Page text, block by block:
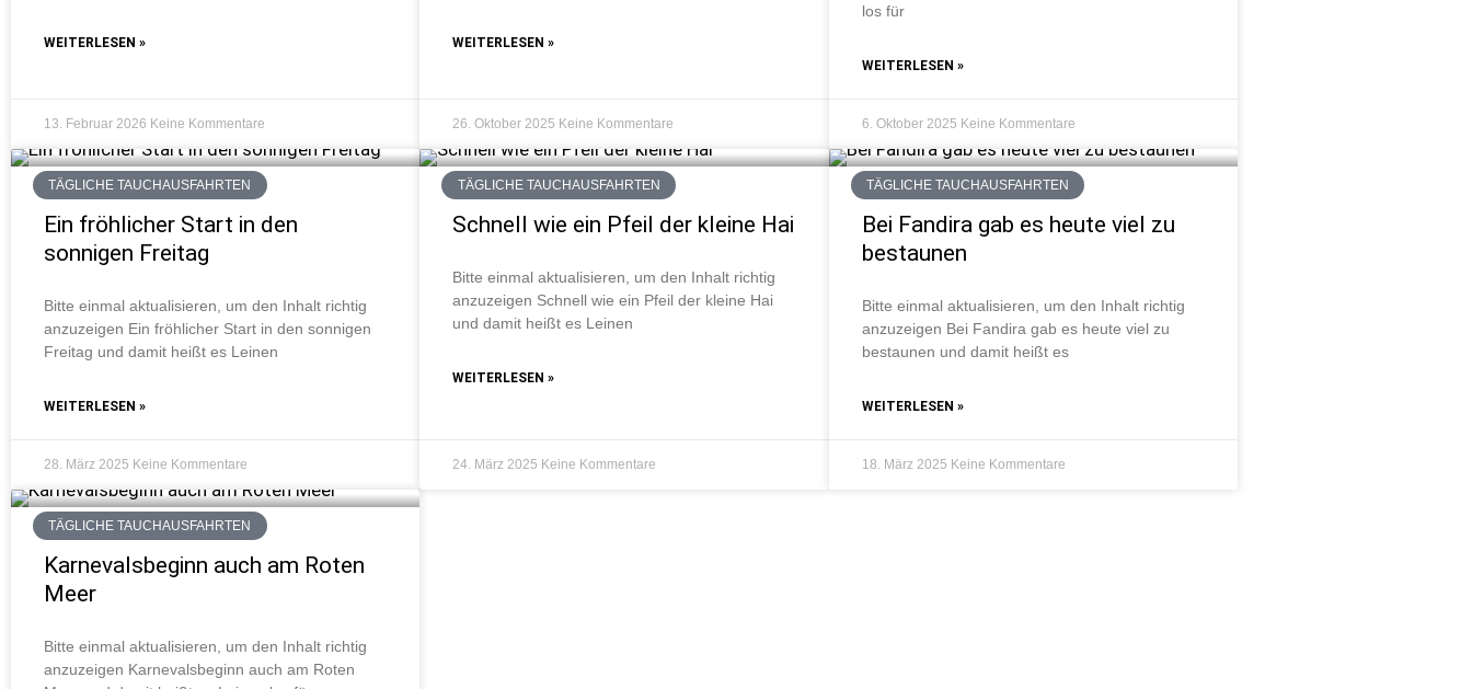
WEITERLESEN »
13. Februar 2026 Keine Kommentare
WEITERLESEN »
26. Oktober 2025 Keine Kommentare
los für
WEITERLESEN »
6. Oktober 2025 Keine Kommentare
TÄGLICHE TAUCHAUSFAHRTEN
Ein fröhlicher Start in den
sonnigen Freitag
Bitte einmal aktualisieren, um den Inhalt richtig
anzuzeigen Ein fröhlicher Start in den sonnigen
Freitag und damit heißt es Leinen
WEITERLESEN »
28. März 2025 Keine Kommentare
TÄGLICHE TAUCHAUSFAHRTEN
Schnell wie ein Pfeil der kleine Hai
Bitte einmal aktualisieren, um den Inhalt richtig
anzuzeigen Schnell wie ein Pfeil der kleine Hai
und damit heißt es Leinen
WEITERLESEN »
24. März 2025 Keine Kommentare
TÄGLICHE TAUCHAUSFAHRTEN
Bei Fandira gab es heute viel zu
bestaunen
Bitte einmal aktualisieren, um den Inhalt richtig
anzuzeigen Bei Fandira gab es heute viel zu
bestaunen und damit heißt es
WEITERLESEN »
18. März 2025 Keine Kommentare
TÄGLICHE TAUCHAUSFAHRTEN
Karnevalsbeginn auch am Roten
Meer
Bitte einmal aktualisieren, um den Inhalt richtig
anzuzeigen Karnevalsbeginn auch am Roten